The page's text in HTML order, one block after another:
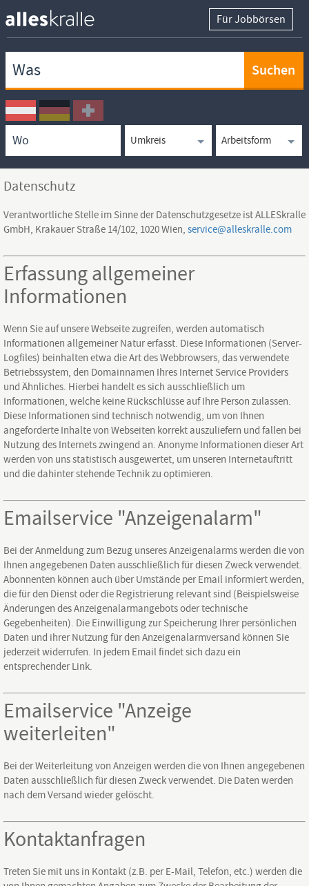
Für Jobbörsen
Ortssuche
Umkreissuche
Arbeitsform
Datenschutz
Verantwortliche Stelle im Sinne der Datenschutzgesetze ist ALLESkralle
GmbH, Krakauer Straße 14/102, 1020 Wien, service@alleskralle.com
Erfassung allgemeiner
Informationen
Wenn Sie auf unsere Webseite zugreifen, werden automatisch
Informationen allgemeiner Natur erfasst. Diese Informationen (Server-
Logfiles) beinhalten etwa die Art des Webbrowsers, das verwendete
Betriebssystem, den Domainnamen Ihres Internet Service Providers
und Ähnliches. Hierbei handelt es sich ausschließlich um
Informationen, welche keine Rückschlüsse auf Ihre Person zulassen.
Diese Informationen sind technisch notwendig, um von Ihnen
angeforderte Inhalte von Webseiten korrekt auszuliefern und fallen bei
Nutzung des Internets zwingend an. Anonyme Informationen dieser Art
werden von uns statistisch ausgewertet, um unseren Internetauftritt
und die dahinter stehende Technik zu optimieren.
Emailservice "Anzeigenalarm"
Bei der Anmeldung zum Bezug unseres Anzeigenalarms werden die von
Ihnen angegebenen Daten ausschließlich für diesen Zweck verwendet.
Abonnenten können auch über Umstände per Email informiert werden,
die für den Dienst oder die Registrierung relevant sind (Beispielsweise
Änderungen des Anzeigenalarmangebots oder technische
Gegebenheiten). Die Einwilligung zur Speicherung Ihrer persönlichen
Daten und ihrer Nutzung für den Anzeigenalarmversand können Sie
jederzeit widerrufen. In jedem Email findet sich dazu ein
entsprechender Link.
Emailservice "Anzeige
weiterleiten"
Bei der Weiterleitung von Anzeigen werden die von Ihnen angegebenen
Daten ausschließlich für diesen Zweck verwendet. Die Daten werden
nach dem Versand wieder gelöscht.
Kontaktanfragen
Treten Sie mit uns in Kontakt (z.B. per E-Mail, Telefon, etc.) werden die